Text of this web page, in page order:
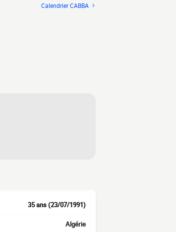
Calendrier CABBA
35 ans (23/07/1991)
Algérie